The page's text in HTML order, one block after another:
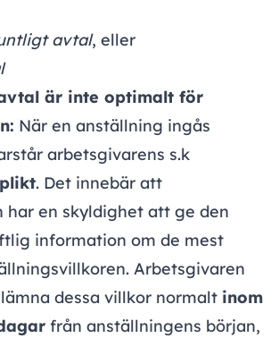
avtal, eller
är inte optimalt för
När en anställning ingås
arbetsgivarens s.k
. Det innebär att
har en skyldighet att ge den
information om de mest
Arbetsgivaren
dessa villkor normalt inom
från anställningens början,